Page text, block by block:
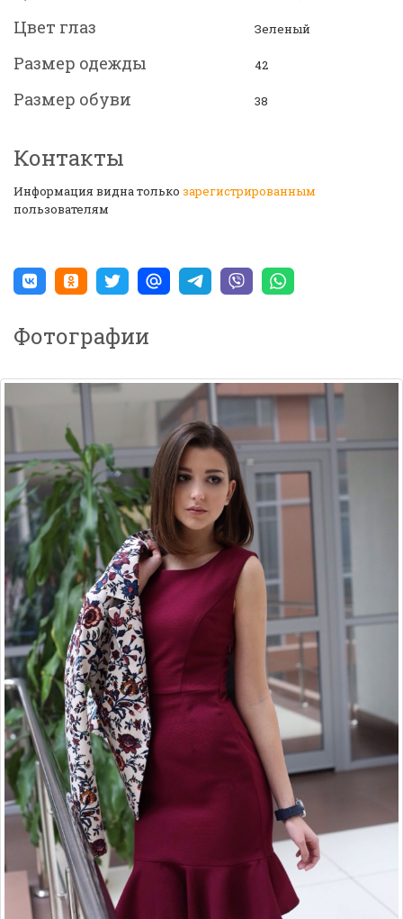
Цвет глаз Зеленый
Размер одежды 42
Размер обуви 38
Контакты
Информация видна только зарегистрированным
пользователям
Фотографии